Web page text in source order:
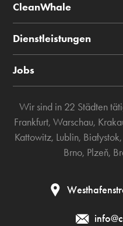
CleanWhale
Dienstleistungen
Jobs
Wir sind in 22 Städten
Frankfurt, Warschau,
Kattowitz, Lublin, Białystok,
Brno, Plzeň,